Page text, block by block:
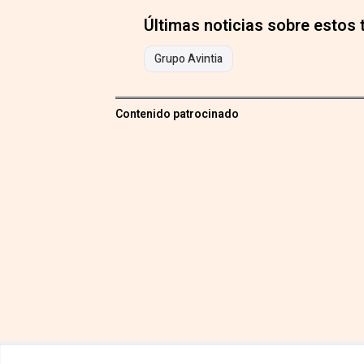
Últimas noticias sobre estos
Grupo Avintia
Contenido patrocinado